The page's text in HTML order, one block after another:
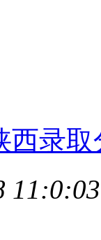
西录取
11:0:03